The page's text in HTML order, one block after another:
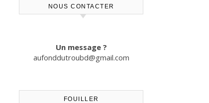
NOUS CONTACTER
Un message ?
aufonddutroubd@gmail.com
FOUILLER